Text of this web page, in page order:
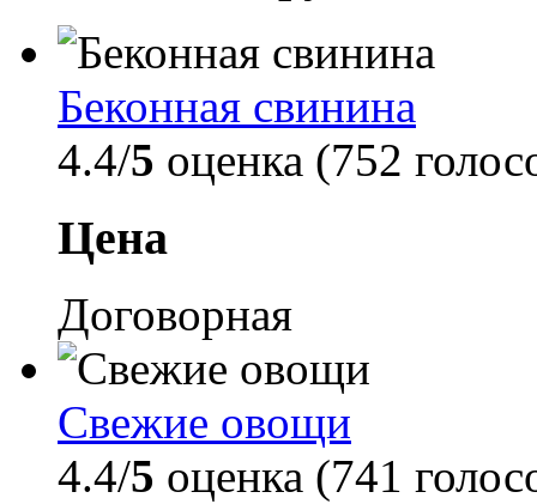
Беконная свинина
4.4/5 оценка (752
Цена
Договорная
Свежие овощи
4.4/5 оценка (741